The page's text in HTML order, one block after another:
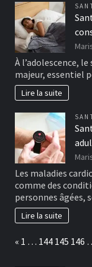
À l’adolescence,
majeur, essentiel
Lire la suite
Les maladies
comme des
personnes
Lire la suite
Page:
Previous
« 1 … 144 145 146